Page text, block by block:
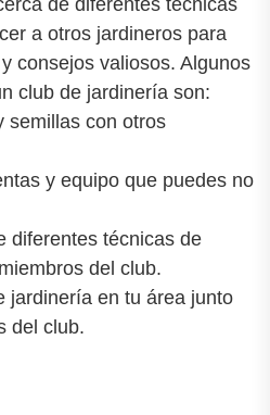
de diferentes técnicas
a otros jardineros para
consejos valiosos. Algunos
club de jardinería son:
semillas con otros
y equipo que puedes no
diferentes técnicas de
del club.
jardinería en tu área junto
del club.